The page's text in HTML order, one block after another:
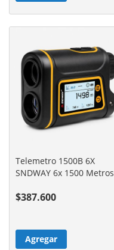
Telemetro 1500B 6X
SNDWAY 6x 1500 Metros
$387.600
Agregar